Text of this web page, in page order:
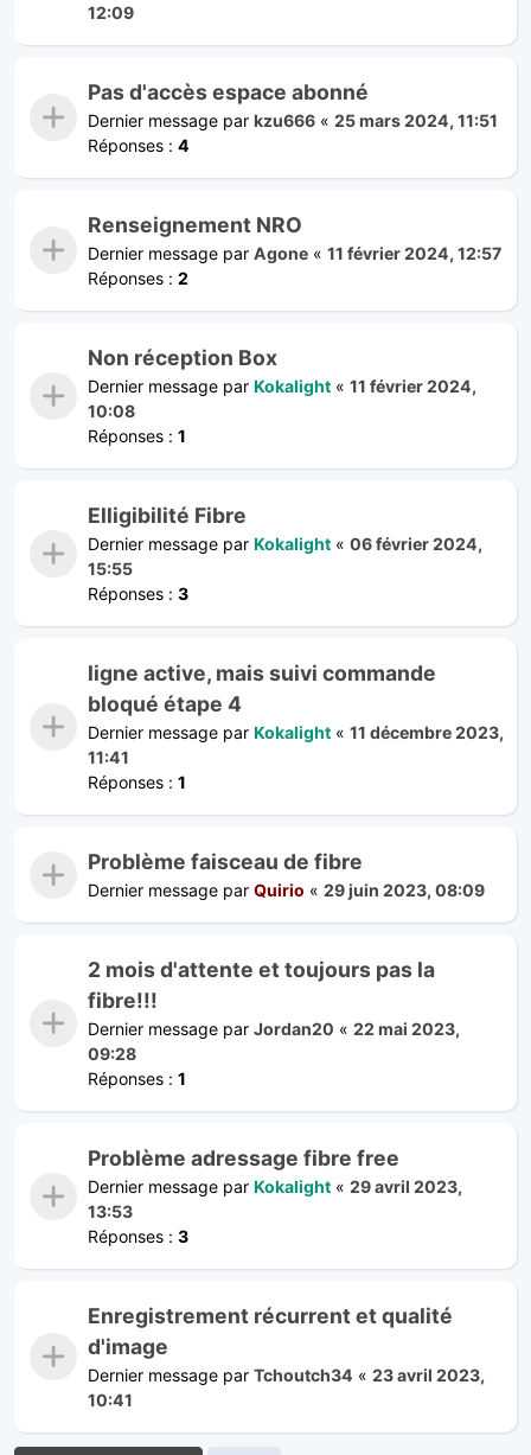
12:09
Pas d'accès espace abonné
Dernier message par kzu666 « 25 mars 2024, 11:51
Réponses : 4
Renseignement NRO
Dernier message par Agone « 11 février 2024, 12:57
Réponses : 2
Non réception Box
Dernier message par Kokalight « 11 février 2024,
10:08
Réponses : 1
Elligibilité Fibre
Dernier message par Kokalight « 06 février 2024,
15:55
Réponses : 3
ligne active, mais suivi commande
bloqué étape 4
Dernier message par Kokalight « 11 décembre 2023,
11:41
Réponses : 1
Problème faisceau de fibre
Dernier message par Quirio « 29 juin 2023, 08:09
2 mois d'attente et toujours pas la
fibre!!!
Dernier message par Jordan20 « 22 mai 2023,
09:28
Réponses : 1
Problème adressage fibre free
Dernier message par Kokalight « 29 avril 2023,
13:53
Réponses : 3
Enregistrement récurrent et qualité
d'image
Dernier message par Tchoutch34 « 23 avril 2023,
10:41